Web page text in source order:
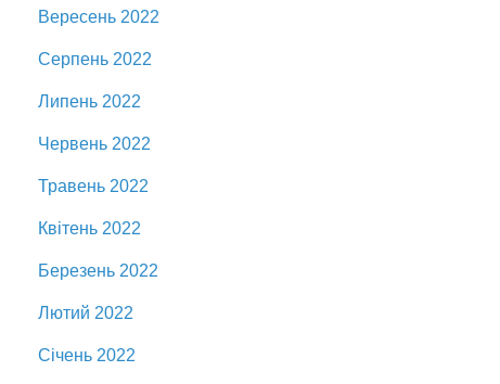
Вересень 2022
Серпень 2022
Липень 2022
Червень 2022
Травень 2022
Квітень 2022
Березень 2022
Лютий 2022
Січень 2022